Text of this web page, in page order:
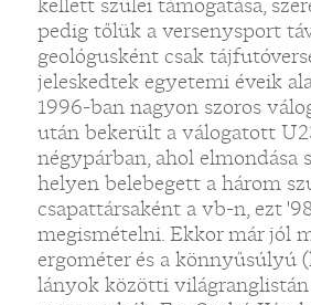
pedig tőlük a versenysport
geológusként csak
jeleskedtek egyetemi éveik
1996-ban nagyon szoros
után bekerült a válogatott
négypárban, ahol elmondása
helyen belebegett a három
csapattársaként a vb-n, ezt
megismételni. Ekkor már jól
ergométer és a könnyűsúlyú
lányok közötti